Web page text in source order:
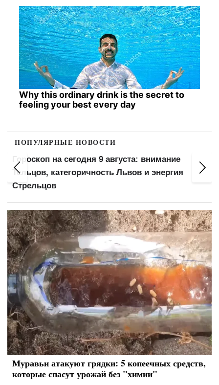
Why this ordinary drink is the secret to
feeling your best every day
ПОПУЛЯРНЫЕ НОВОСТИ
Гороскоп на сегодня 9 августа: внимание
Тельцов, категоричность Львов и энергия
Стрельцов
Муравьи атакуют грядки: 5 копеечных средств,
которые спасут урожай без "химии"